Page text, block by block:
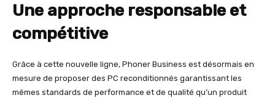
Une approche responsable et
compétitive
Grâce à cette nouvelle ligne, Phoner Business est désormais en
mesure de proposer des PC reconditionnés garantissant les
mêmes standards de performance et de qualité qu’un produit